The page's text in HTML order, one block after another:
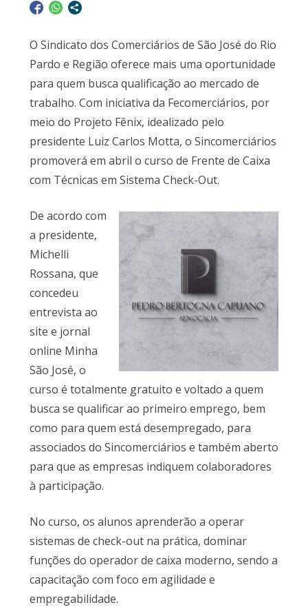
O Sindicato dos Comerciários de São José do Rio
Pardo e Região oferece mais uma oportunidade
para quem busca qualificação ao mercado de
trabalho. Com iniciativa da Fecomerciários, por
meio do Projeto Fênix, idealizado pelo
presidente Luiz Carlos Motta, o Sincomerciários
promoverá em abril o curso de Frente de Caixa
com Técnicas em Sistema Check-Out.
De acordo com
a presidente,
Michelli
Rossana, que
concedeu
entrevista ao
site e jornal
online Minha
São José, o
curso é totalmente gratuito e voltado a quem
busca se qualificar ao primeiro emprego, bem
como para quem está desempregado, para
associados do Sincomerciários e também aberto
para que as empresas indiquem colaboradores
à participação.
No curso, os alunos aprenderão a operar
sistemas de check-out na prática, dominar
funções do operador de caixa moderno, sendo a
capacitação com foco em agilidade e
empregabilidade.